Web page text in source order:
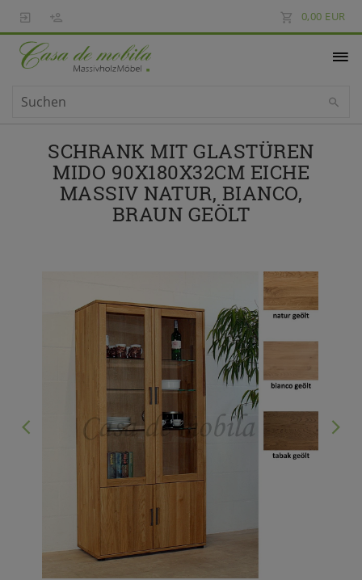
0,00 EUR
SCHRANK MIT GLASTÜREN
MIDO 90X180X32CM EICHE
MASSIV NATUR, BIANCO,
BRAUN GEÖLT